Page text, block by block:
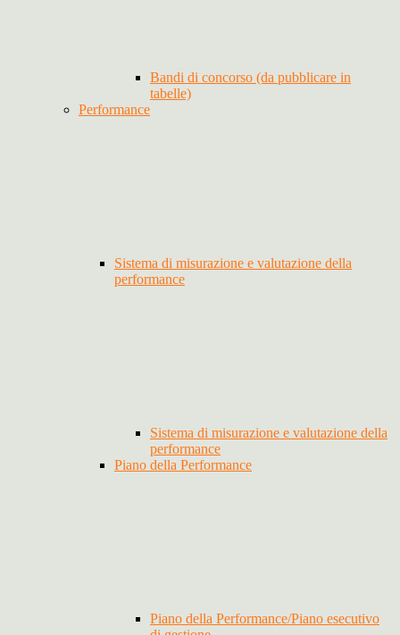
Bandi di concorso (da pubblicare in
tabelle)
Performance
Sistema di misurazione e valutazione della
performance
Sistema di misurazione e valutazione della
performance
Piano della Performance
Piano della Performance/Piano esecutivo